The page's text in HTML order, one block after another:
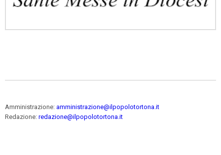
Amministrazione: amministrazione@ilpopolotortona.it
Redazione: redazione@ilpopolotortona.it